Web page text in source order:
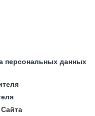
персональных данных